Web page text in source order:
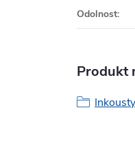
Odolnost:
Produkt